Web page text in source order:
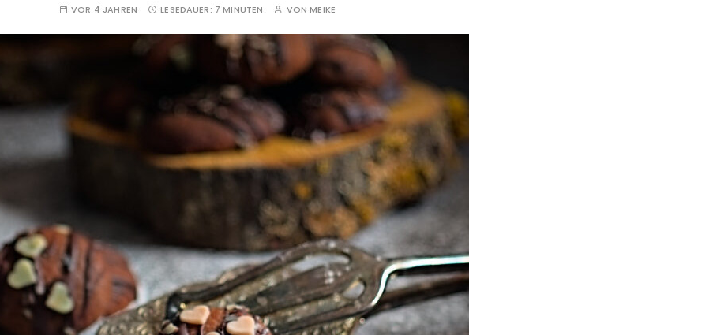
VOR 4 JAHREN LESEDAUER: 7 MINUTEN VONMEIKE